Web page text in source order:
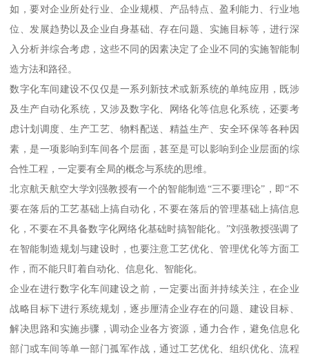
如，要对企业所处行业、企业规模、产品特点、盈利能力、行业地
位、发展趋势以及企业自身基础、存在问题、实施目标等，进行深
入分析并综合考虑，这些不同的因素决定了企业不同的实施智能制
造方法和路径。
数字化车间建设不仅仅是一系列新技术或新系统的单纯应用，既涉
及生产自动化系统，又涉及数字化、网络化等信息化系统，还要考
虑计划调度、生产工艺、物料配送、精益生产、安全环保等各种因
素，是一项影响到车间各个层面，甚至是可以影响到企业层面的综
合性工程，一定要有全局的概念与系统的思维。
北京航天航空大学刘强教授有一个的智能制造“三不要理论”，即“不
要在落后的工艺基础上搞自动化，不要在落后的管理基础上搞信息
化，不要在不具备数字化网络化基础时搞智能化。”刘强教授强调了
在智能制造规划与建设时，也要注意工艺优化、管理优化等方面工
作，而不能只盯着自动化、信息化、智能化。
企业在进行数字化车间建设之前，一定要出面并持续关注，在企业
战略目标下进行系统规划，逐步厘清企业存在的问题、建设目标、
解决思路和实施步骤，调动企业各方资源，通力合作，避免信息化
部门或车间等单一部门孤军作战，通过工艺优化、组织优化、流程